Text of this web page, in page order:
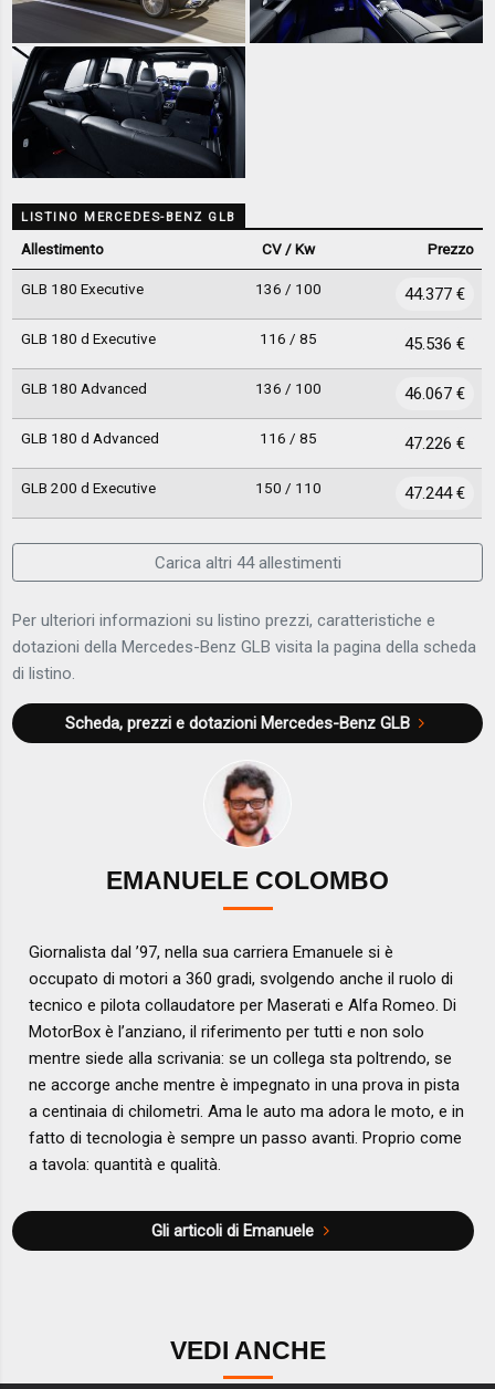
LISTINO MERCEDES-BENZ GLB
Allestimento CV / Kw Prezzo
GLB 180 Executive 136 / 100 44.377 €
GLB 180 d Executive 116 / 85 45.536 €
GLB 180 Advanced 136 / 100 46.067 €
GLB 180 d Advanced 116 / 85 47.226 €
GLB 200 d Executive 150 / 110 47.244 €
Carica altri 44 allestimenti
Per ulteriori informazioni su listino prezzi, caratteristiche e
dotazioni della Mercedes-Benz GLB visita la pagina della scheda
di listino.
Scheda, prezzi e dotazioni Mercedes-Benz GLB
EMANUELE COLOMBO
Giornalista dal ’97, nella sua carriera Emanuele si è
occupato di motori a 360 gradi, svolgendo anche il ruolo di
tecnico e pilota collaudatore per Maserati e Alfa Romeo. Di
MotorBox è l’anziano, il riferimento per tutti e non solo
mentre siede alla scrivania: se un collega sta poltrendo, se
ne accorge anche mentre è impegnato in una prova in pista
a centinaia di chilometri. Ama le auto ma adora le moto, e in
fatto di tecnologia è sempre un passo avanti. Proprio come
a tavola: quantità e qualità.
Gli articoli di Emanuele
VEDI ANCHE